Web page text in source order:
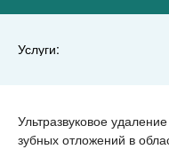
Услуги:
Ультразвуковое
зубных отложений в